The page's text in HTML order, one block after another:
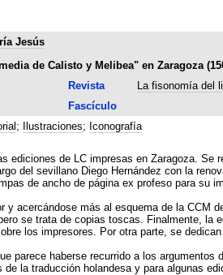
Jesús
de Calisto y Melibea" en Zaragoza
Revista La fisonomía del
Fascículo
; Ilustraciones; Iconografía
ediciones de LC impresas en Zaragoza. Se
del sevillano Diego Hernández con la
de ancho de página ex profeso para su
y acercándose más al esquema de la CCM
se trata de copias toscas. Finalmente, la
los impresores. Por otra parte, se
parece haberse recurrido a los
de la traducción holandesa y para algunas